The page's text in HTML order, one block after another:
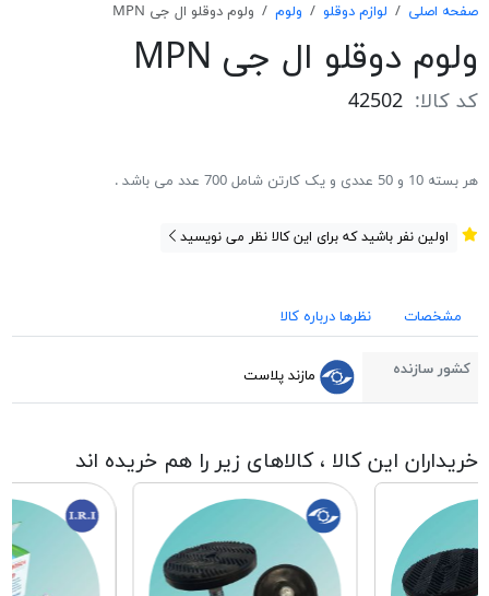
صفحه اصلی لوازم دوقلو ولوم ولوم دوقلو ال جی MPN
ولوم دوقلو ال جی MPN
کد کالا: 42502
هر بسته 10 و 50 عددی و یک کارتن شامل 700 عدد می باشد .
اولین نفر باشید که برای این کالا نظر می نویسید
مشخصات نظرها درباره کالا
کشور سازنده مازند پلاست
خریداران این کالا ، کالاهای زیر را هم خریده اند